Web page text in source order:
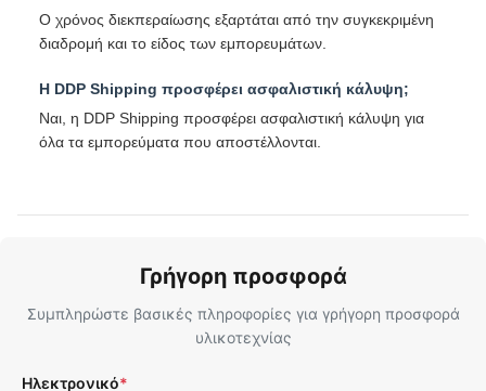
Ο χρόνος διεκπεραίωσης εξαρτάται από την συγκεκριμένη
διαδρομή και το είδος των εμπορευμάτων.
Η DDP Shipping προσφέρει ασφαλιστική κάλυψη;
Ναι, η DDP Shipping προσφέρει ασφαλιστική κάλυψη για
όλα τα εμπορεύματα που αποστέλλονται.
Γρήγορη προσφορά
Συμπληρώστε βασικές πληροφορίες για γρήγορη προσφορά
υλικοτεχνίας
Ηλεκτρονικό*